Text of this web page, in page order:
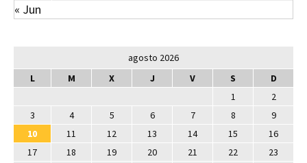
« Jun
agosto 2026
L
M X J V S
D
1
2
3
4 5 6 7 8
9
10
11 12 13 14 15
16
17
18 19 20 21 22
23